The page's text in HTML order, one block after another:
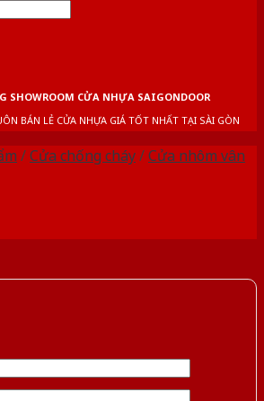
SHOWROOM CỬA NHỰA SAIGONDOOR
BÁN LẺ CỬA NHỰA GIÁ TỐT NHẤT TẠI SÀI GÒN
/Cửa chống cháy/Cửa nhôm vân